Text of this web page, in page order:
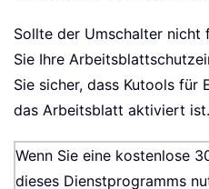
Sollte der Umschalter nicht
Sie Ihre
Sie sicher, dass Kutools
das Arbeitsblatt aktiviert ist.
Wenn Sie eine kostenlose
dieses Dienstprogramms